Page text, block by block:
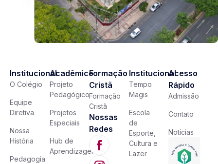
Institucional
O Colégio
Equipe
Diretiva
Nossa
História
Pedagogia
Acadêmico
Projeto
Pedagógico
Projetos
Especiais
Hub de
Aprendizagem
Formação
Cristã
Formação
Cristã
Nossas
Redes
Institucional
Tempo
Magis
Escola
de
Esporte,
Cultura e
Lazer
Acesso
Rápido
Admissão
Contato
Notícias